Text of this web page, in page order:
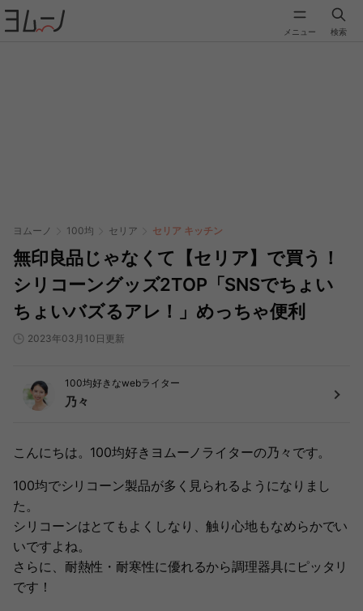
メニュー 検索
ヨムーノ 100均 セリア セリア キッチン
無印良品じゃなくて【セリア】で買う！
シリコーングッズ2TOP「SNSでちょい
ちょいバズるアレ！」めっちゃ便利
2023年03月10日更新
100均好きなwebライター
乃々
こんにちは。100均好きヨムーノライターの乃々です。
100均でシリコーン製品が多く見られるようになりまし
た。
シリコーンはとてもよくしなり、触り心地もなめらかでい
いですよね。
さらに、耐熱性・耐寒性に優れるから調理器具にピッタリ
です！